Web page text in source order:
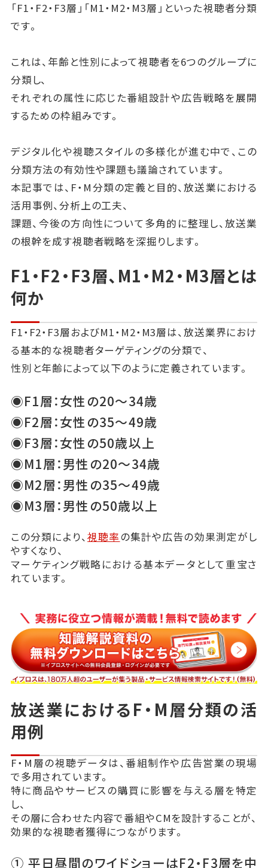
「F1・F2・F3層」「M1・M2・M3層」といった視聴者分類
です。
これは、年齢と性別によって視聴者を6つのグループに
分類し、
それぞれの属性に応じた番組設計や広告戦略を展開
するための枠組みです。
デジタル化や視聴スタイルの多様化が進む中で、この
分類方法の有効性や課題も議論されています。
本記事では、F・M分類の定義と目的、放送業における
活用事例、分析上の工夫、
課題、今後の方向性について多角的に整理し、放送業
の根幹を成す視聴者戦略を深掘りします。
F1・F2・F3層、M1・M2・M3層とは
何か
F1・F2・F3層およびM1・M2・M3層は、放送業界におけ
る基本的な視聴者ターゲティングの分類で、
性別と年齢によって以下のように定義されています。
◉F1層：女性の20～34歳
◉F2層：女性の35～49歳
◉F3層：女性の50歳以上
◉M1層：男性の20～34歳
◉M2層：男性の35～49歳
◉M3層：男性の50歳以上
この分類により、視聴率の集計や広告の効果測定がし
やすくなり、
マーケティング戦略における基本データとして重宝さ
れています。
放送業におけるF・M層分類の活
用例
F・M層の視聴データは、番組制作や広告営業の現場
で多用されています。
特に商品やサービスの購買に影響を与える層を特定
し、
その層に合わせた内容で番組やCMを設計することが、
効果的な視聴者獲得につながります。
① 平日昼間のワイドショーはF2・F3層を中